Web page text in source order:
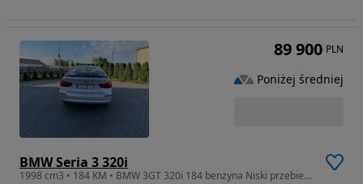
BMW Seria 3 320i
1998 cm3 • 184 KM • BMW 3GT 320i 184 benzyna Niski przebieg jak nowy
89 900 PLN
Poniżej średniej